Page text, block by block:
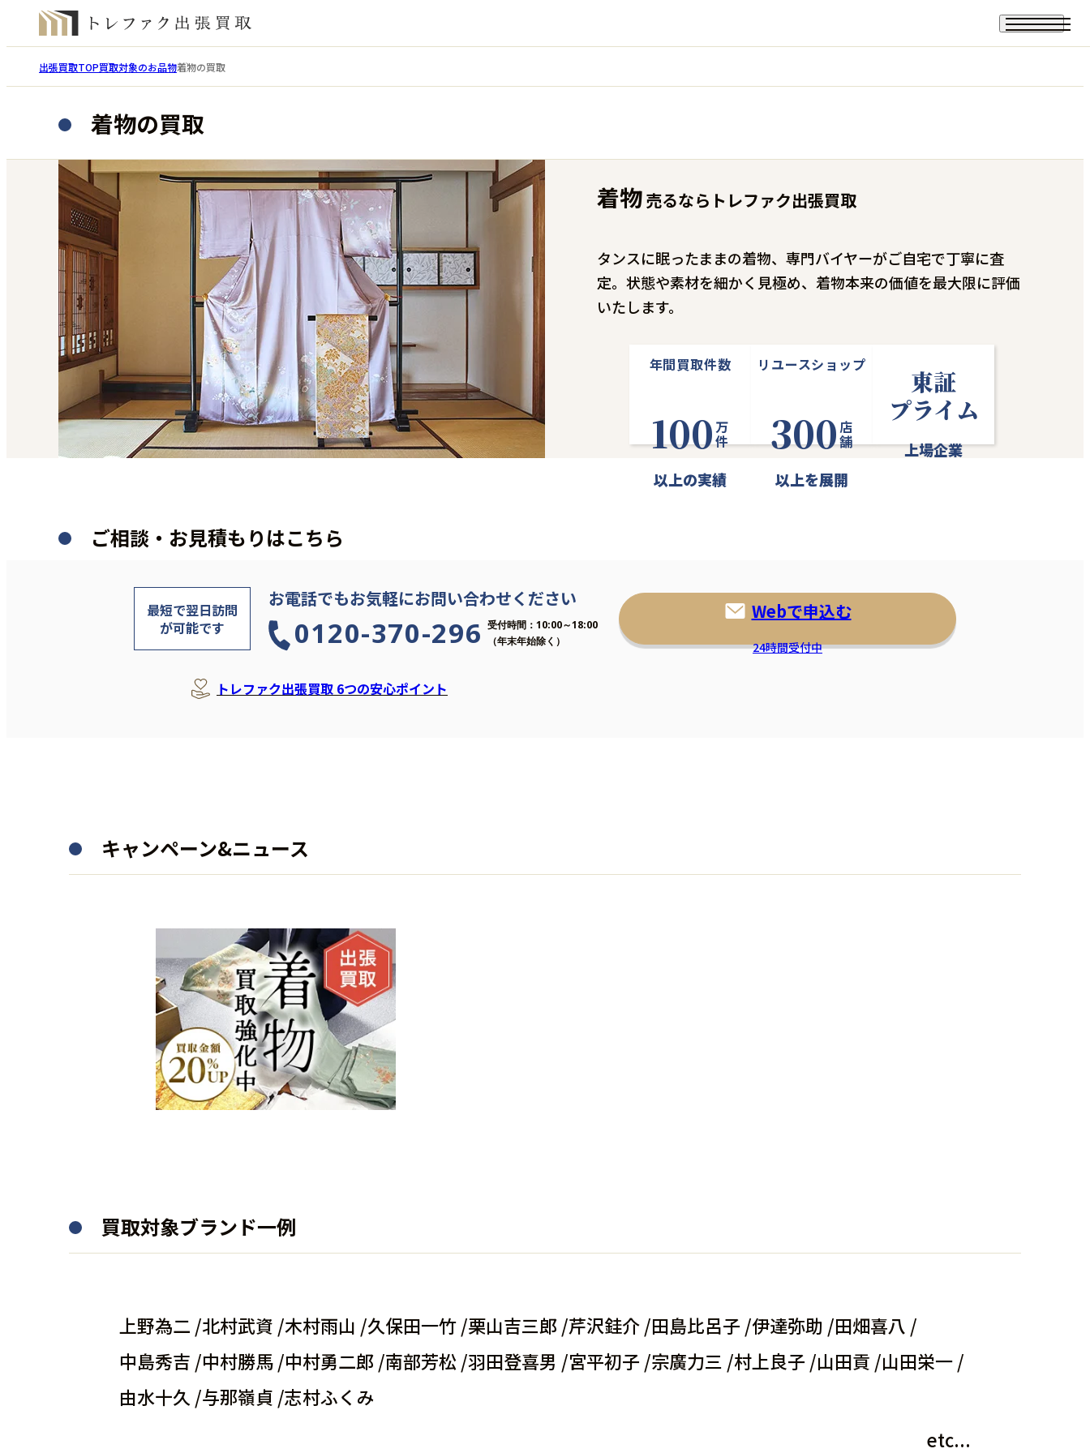
出張買取TOP買取対象のお品物着物の買取
着物の買取
着物売るならトレファク出張買取
タンスに眠ったままの着物、専門バイヤーがご自宅で丁寧に査
定。状態や素材を細かく見極め、着物本来の価値を最大限に評価
いたします。
年間買取件数
100万件
以上の実績
リユースショップ
300店舗
以上を展開
東証
プライム
上場企業
ご相談・お見積もりはこちら
最短で翌日訪問
が可能です
お電話でもお気軽にお問い合わせください
0120-370-296 受付時間：10:00～18:00
（年末年始除く）
Webで申込む
24時間受付中
トレファク出張買取 6つの安心ポイント
キャンペーン&ニュース
買取対象ブランド一例
上野為二 /北村武資 /木村雨山 /久保田一竹 /栗山吉三郎 /芹沢銈介 /田島比呂子 /伊達弥助 /田畑喜八 /
中島秀吉 /中村勝馬 /中村勇二郎 /南部芳松 /羽田登喜男 /宮平初子 /宗廣力三 /村上良子 /山田貢 /山田栄一 /
由水十久 /与那嶺貞 /志村ふくみ
etc...